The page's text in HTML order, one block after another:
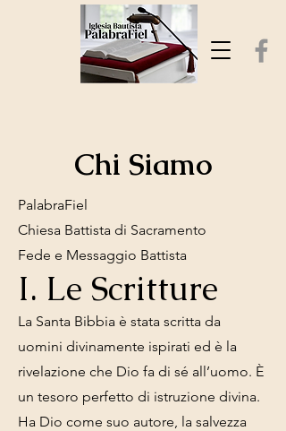
Chi Siamo
PalabraFiel
Chiesa Battista di Sacramento
Fede e Messaggio Battista
I. Le Scritture
La Santa Bibbia è stata scritta da
uomini divinamente ispirati ed è la
rivelazione che Dio fa di sé all’uomo. È
un tesoro perfetto di istruzione divina.
Ha Dio come suo autore, la salvezza